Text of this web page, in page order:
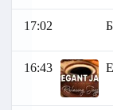
17:02
16:43